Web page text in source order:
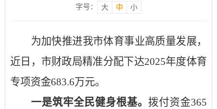
字号：
大 中 小
为加快推进我市体育事业高质量发展，
近日，市财政局精准分配下达2025年度体育
专项资金683.6万元。
一是筑牢全民健身根基。 拨付资金365